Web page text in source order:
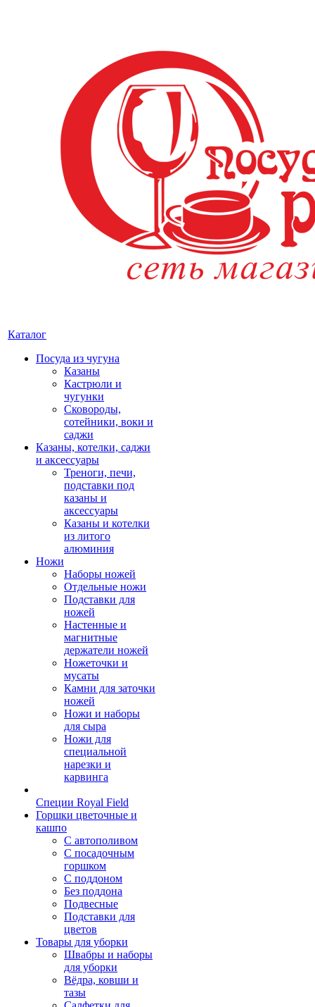
Каталог
Посуда из чугуна
Казаны
Кастрюли и
чугунки
Сковороды,
сотейники, воки и
саджи
Казаны, котелки, саджи
и аксессуары
Треноги, печи,
подставки под
казаны и
аксессуары
Казаны и котелки
из литого
алюминия
Ножи
Наборы ножей
Отдельные ножи
Подставки для
ножей
Настенные и
магнитные
держатели ножей
Ножеточки и
мусаты
Камни для заточки
ножей
Ножи и наборы
для сыра
Ножи для
специальной
нарезки и
карвинга
Специи Royal Field
Горшки цветочные и
кашпо
С автополивом
С посадочным
горшком
С поддоном
Без поддона
Подвесные
Подставки для
цветов
Товары для уборки
Швабры и наборы
для уборки
Вёдра, ковши и
тазы